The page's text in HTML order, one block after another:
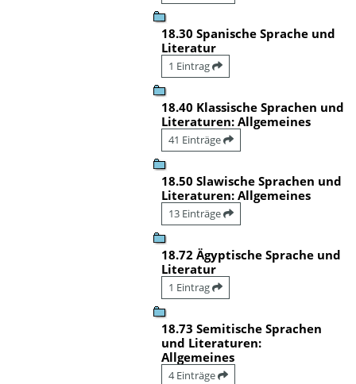
18.30 Spanische Sprache und
Literatur
1 Eintrag
18.40 Klassische Sprachen und
Literaturen: Allgemeines
41 Einträge
18.50 Slawische Sprachen und
Literaturen: Allgemeines
13 Einträge
18.72 Ägyptische Sprache und
Literatur
1 Eintrag
18.73 Semitische Sprachen
und Literaturen:
Allgemeines
4 Einträge